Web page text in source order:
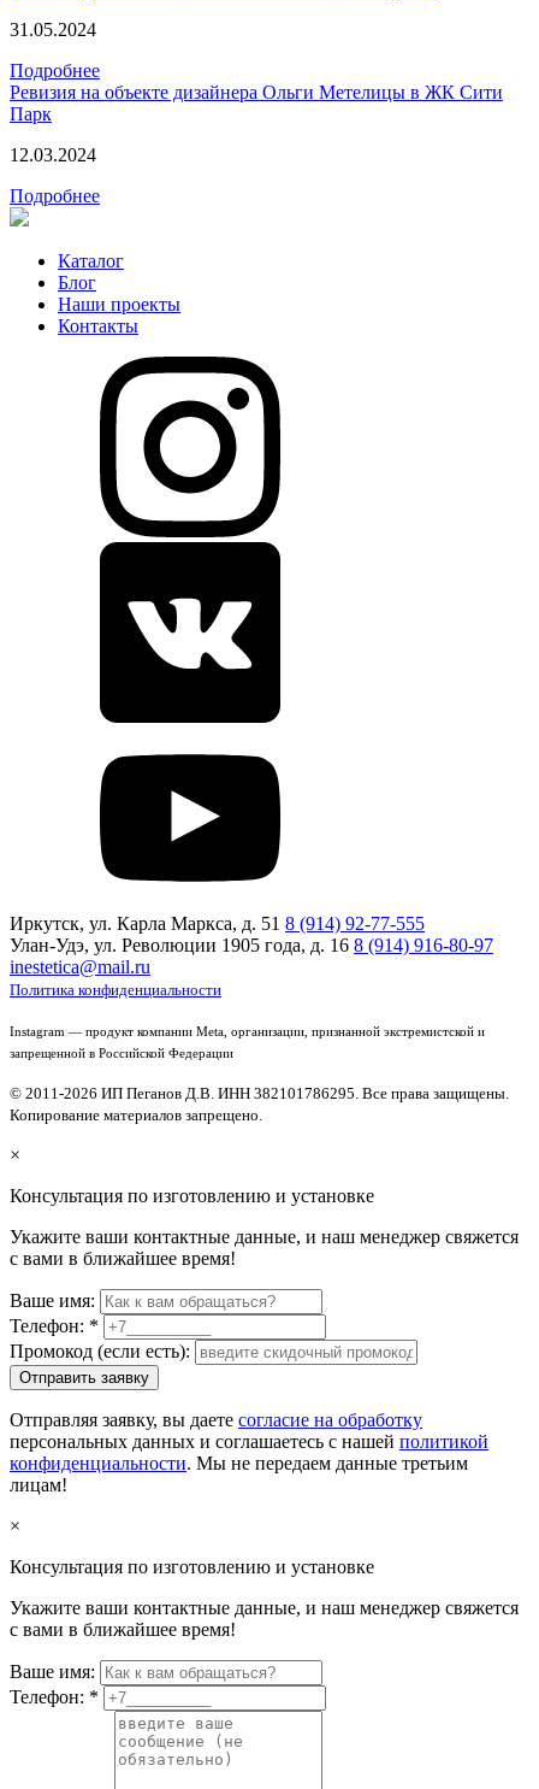
31.05.2024
Подробнее
Ревизия на объекте дизайнера Ольги Метелицы в ЖК Сити
Парк
12.03.2024
Подробнее
Каталог
Блог
Наши проекты
Контакты
Иркутск, ул. Карла Маркса, д. 51 8 (914) 92-77-555
Улан-Удэ, ул. Революции 1905 года, д. 16 8 (914) 916-80-97
inestetica@mail.ru
Политика конфиденциальности
Instagram — продукт компании Meta, организации, признанной экстремистской и
запрещенной в Российской Федерации
© 2011-2026 ИП Пеганов Д.В. ИНН 382101786295. Все права защищены.
Копирование материалов запрещено.
×
Консультация по изготовлению и установке
Укажите ваши контактные данные, и наш менеджер свяжется
с вами в ближайшее время!
Ваше имя:
Телефон: *
Промокод (если есть):
Отправить заявку
Отправляя заявку, вы даете согласие на обработку
персональных данных и соглашаетесь с нашей политикой
конфиденциальности. Мы не передаем данные третьим
лицам!
×
Консультация по изготовлению и установке
Укажите ваши контактные данные, и наш менеджер свяжется
с вами в ближайшее время!
Ваше имя:
Телефон: *